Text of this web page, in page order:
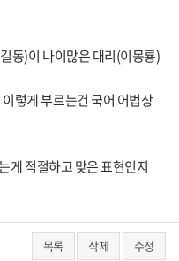
동)이 나이많은 대리(이몽룡)
부르는건 국어 어법상
적절하고 맞은 표현인지
목록 삭제 수정